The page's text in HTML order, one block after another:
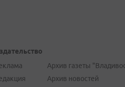
Архив газеты
Архив новостей